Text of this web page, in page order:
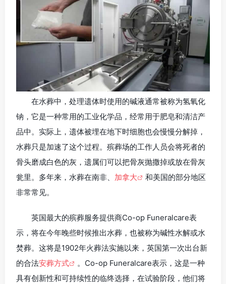
在水葬中，处理遗体时使用的碱液通常被称为氢氧化
钠，它是一种常用的工业化学品，经常用于肥皂和清洁产
品中。实际上，遗体被埋在地下时细胞也会慢慢分解掉，
水葬只是加速了这个过程。殡葬场的工作人员会将死者的
骨头磨成白色的灰，遗属们可以把骨灰抛撒掉或放在骨灰
瓮里。多年来，水葬在南非、 加拿大
和美国的部分地区
非常常见。
英国最大的殡葬服务提供商Co-op Funeralcare表
示，将在今年晚些时候推出水葬，也被称为碱性水解或水
焚葬。这将是1902年火葬法实施以来，英国第一次出台新
的合法安葬方式
。Co-op Funeralcare表示，这是一种
具有创新性和可持续性的临终选择，在试验阶段，他们将